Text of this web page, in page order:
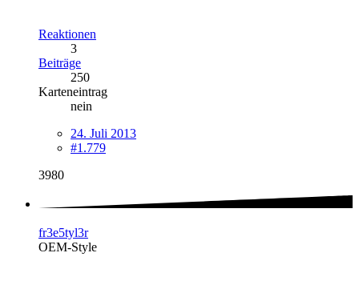
Reaktionen
3
Beiträge
250
Karteneintrag
nein
24. Juli 2013
#1.779
3980
fr3e5tyl3r
OEM-Style